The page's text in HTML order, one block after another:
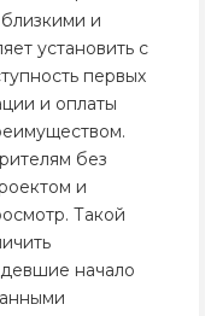
и
установить с
первых
и оплаты
без
и
Такой
начало